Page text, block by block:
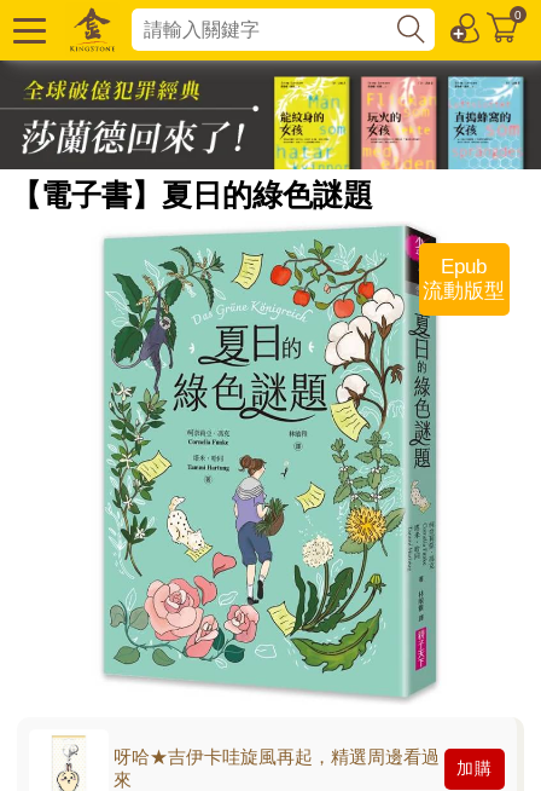
0
【電子書】夏日的綠色謎題
Epub
流動版型
呀哈★吉伊卡哇旋風再起，精選周邊看過
來
加購